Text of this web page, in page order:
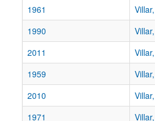
1961
1990
2011
1959
2010
1971